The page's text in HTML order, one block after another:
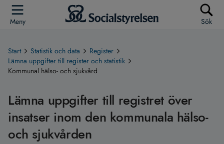
Meny Sök
Start Statistik och data
Register
Lämna uppgifter till register och statistik
Kommunal hälso- och sjukvård
Lämna uppgifter till registret över
insatser inom den kommunala hälso-
och sjukvården